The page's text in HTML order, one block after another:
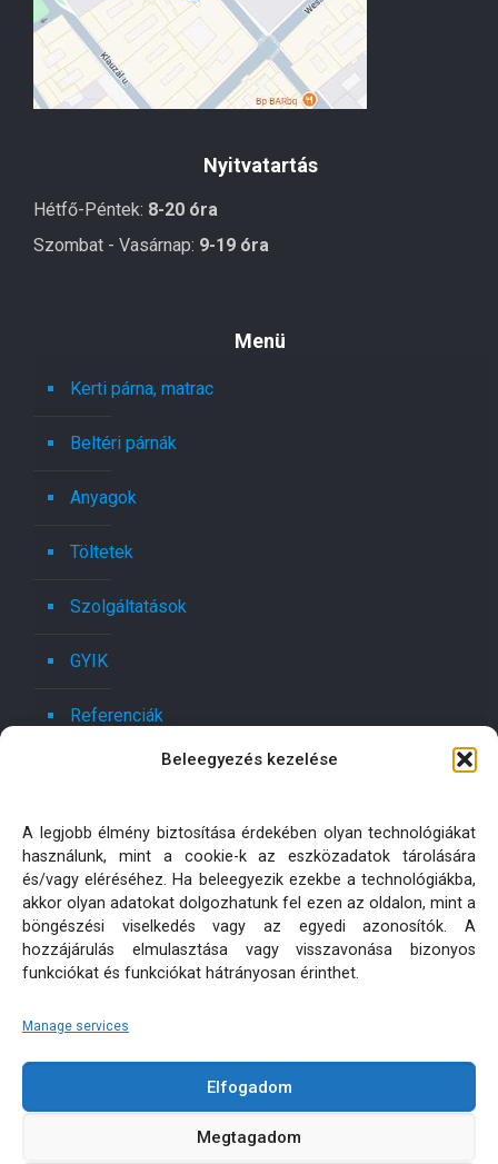
Beleegyezés kezelése
A legjobb élmény biztosítása érdekében olyan technológiákat
használunk, mint a cookie-k az eszközadatok tárolására
és/vagy eléréséhez. Ha beleegyezik ezekbe a technológiákba,
akkor olyan adatokat dolgozhatunk fel ezen az oldalon, mint a
böngészési viselkedés vagy az egyedi azonosítók. A
hozzájárulás elmulasztása vagy visszavonása bizonyos
funkciókat és funkciókat hátrányosan érinthet.
Manage services
Elfogadom
Megtagadom
Nyitvatartás
Hétfő-Péntek: 8-20 óra
Szombat - Vasárnap: 9-19 óra
Menü
Kerti párna, matrac
Beltéri párnák
Anyagok
Töltetek
Szolgáltatások
GYIK
Referenciák
Ajánlatot kérek!
Oldaltérkép
Adatkezelési tájékoztatók
KÜLTÉRI PÁRNA MATRAC MÉRETRE KÉSZÍTÉS | MINDEN
JOG FENNTARTVA! © 2026